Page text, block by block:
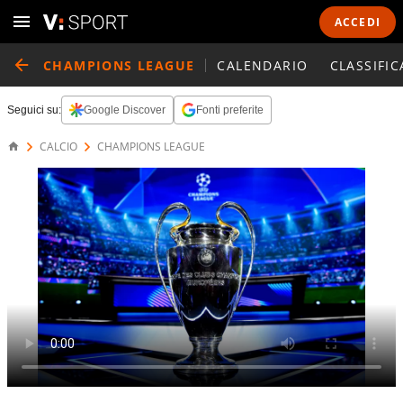
ACCEDI
CHAMPIONS LEAGUE CALENDARIO
Seguici su: Google Discover Fonti preferite
CALCIO CHAMPIONS LEAGUE